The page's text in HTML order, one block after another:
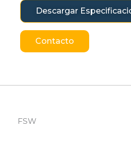
Descargar
Contacto
FSW